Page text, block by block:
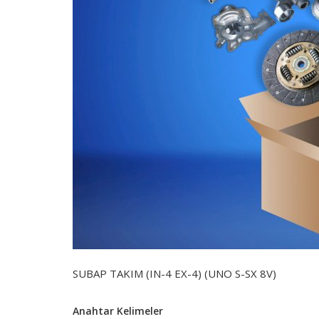
SUBAP TAKIM (IN-4 EX-4) (UNO S-SX 8V)
Anahtar Kelimeler